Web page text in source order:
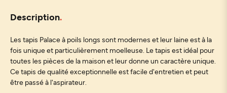
Description
Les tapis Palace à poils longs sont modernes et leur laine est à la
fois unique et particulièrement moelleuse. Le tapis est idéal pour
toutes les pièces de la maison et leur donne un caractère unique.
Ce tapis de qualité exceptionnelle est facile d'entretien et peut
être passé à l'aspirateur.